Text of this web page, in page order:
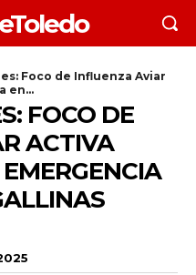
Foco de Influenza Aviar
en...
FOCO DE
ACTIVA